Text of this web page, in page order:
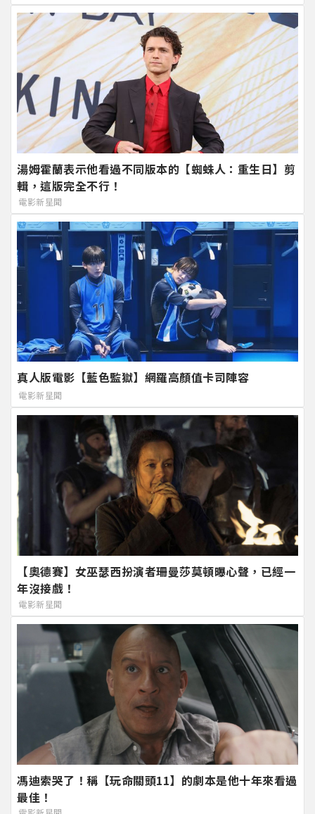
湯姆霍蘭表示他看過不同版本的【蜘蛛人：重生日】剪
輯，這版完全不行！
電影新星聞
真人版電影【藍色監獄】網羅高顏值卡司陣容
電影新星聞
【奧德賽】女巫瑟西扮演者珊曼莎莫頓曝心聲，已經一
年沒接戲！
電影新星聞
馮迪索哭了！稱【玩命關頭11】的劇本是他十年來看過
最佳！